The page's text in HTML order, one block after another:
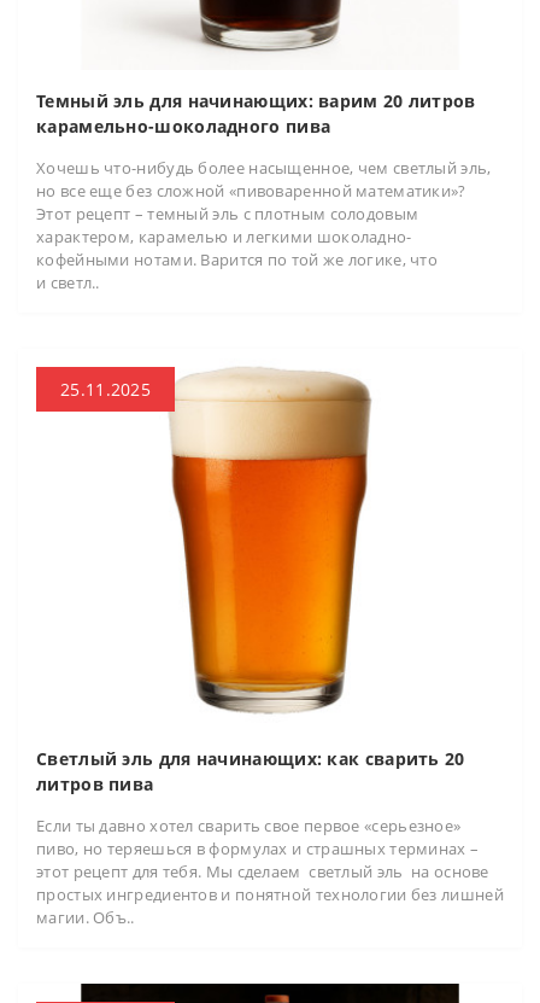
Темный эль для начинающих: варим 20 литров
карамельно-шоколадного пива
Хочешь что-нибудь более насыщенное, чем светлый эль,
но все еще без сложной «пивоваренной математики»?
Этот рецепт – темный эль с плотным солодовым
характером, карамелью и легкими шоколадно-
кофейными нотами. Варится по той же логике, что
и светл..
25.11.2025
Светлый эль для начинающих: как сварить 20
литров пива
Если ты давно хотел сварить свое первое «серьезное»
пиво, но теряешься в формулах и страшных терминах –
этот рецепт для тебя. Мы сделаем светлый эль на основе
простых ингредиентов и понятной технологии без лишней
магии. Объ..